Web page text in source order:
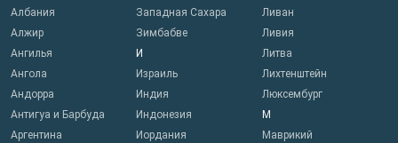
Албания
Алжир
Ангилья
Ангола
Андорра
Антигуа и Барбуда
Аргентина
Западная Сахара
Зимбабве
И
Израиль
Индия
Индонезия
Иордания
Ливан
Ливия
Литва
Лихтенштейн
Люксембург
М
Маврикий